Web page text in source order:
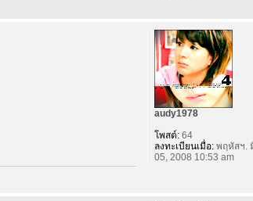
audy1978
โพสต์:64
ลงทะเบียนเมื่อ:พฤหัสฯ.
05, 2008 10:53 am